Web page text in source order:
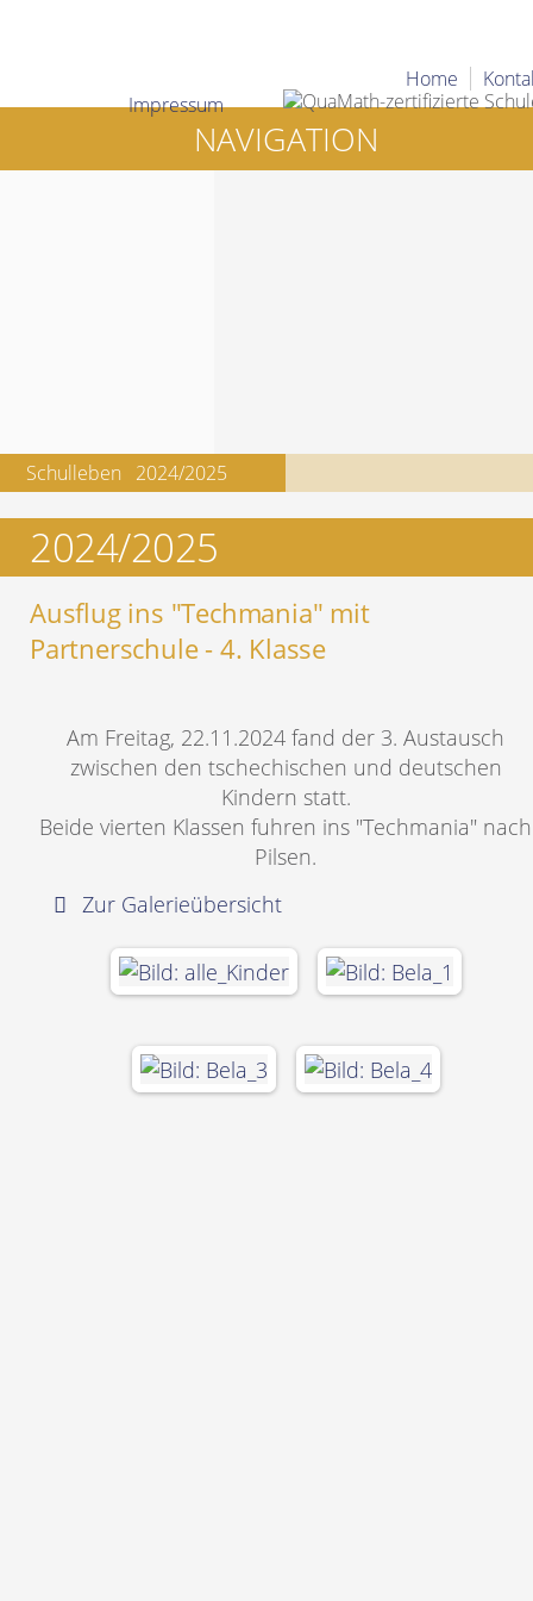
Home
Impressum
NAVIGATION
Schulleben 2024/2025
2024/2025
Ausflug ins "Techmania" mit
Partnerschule - 4. Klasse
Am Freitag, 22.11.2024 fand der 3. Austausch
zwischen den tschechischen und deutschen
Kindern statt.
Beide vierten Klassen fuhren ins "Techmania" nach
Pilsen.
Zur Galerieübersicht